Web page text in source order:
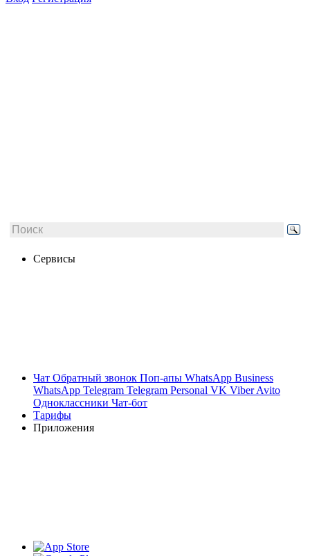
Сервисы
Чат Обратный звонок Поп-апы WhatsApp Business
WhatsApp Telegram Telegram Personal VK ViberAvito
Одноклассники Чат-бот
Тарифы
Приложения